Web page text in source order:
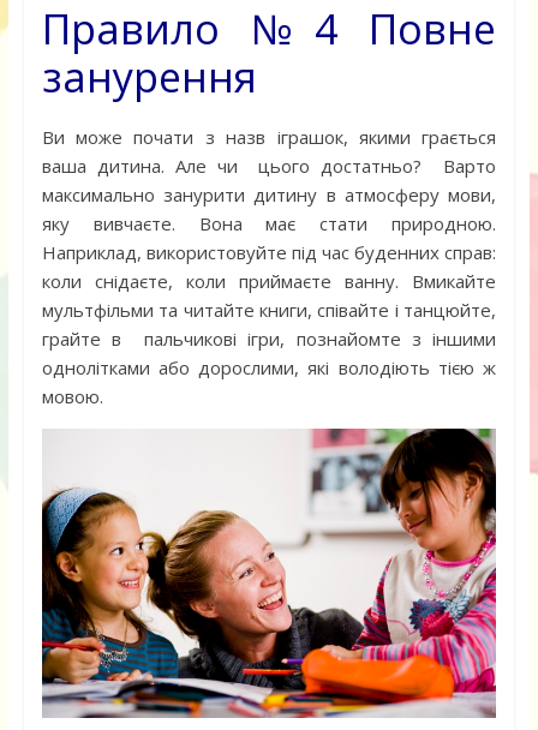
Правило №4 Повне
занурення
Ви може почати з назв іграшок, якими грається
ваша дитина. Але чи цього достатньо? Варто
максимально занурити дитину в атмосферу мови,
яку вивчаєте. Вона має стати природною.
Наприклад, використовуйте під час буденних справ:
коли снідаєте, коли приймаєте ванну. Вмикайте
мультфільми та читайте книги, співайте і танцюйте,
грайте в пальчикові ігри, познайомте з іншими
однолітками або дорослими, які володіють тією ж
мовою.